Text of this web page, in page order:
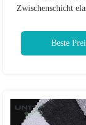
Zwischenschicht
Beste